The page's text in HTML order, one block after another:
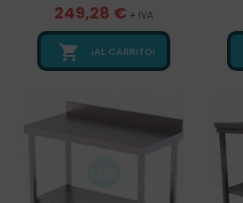
249,28 € + IVA
 ¡AL CARRITO!